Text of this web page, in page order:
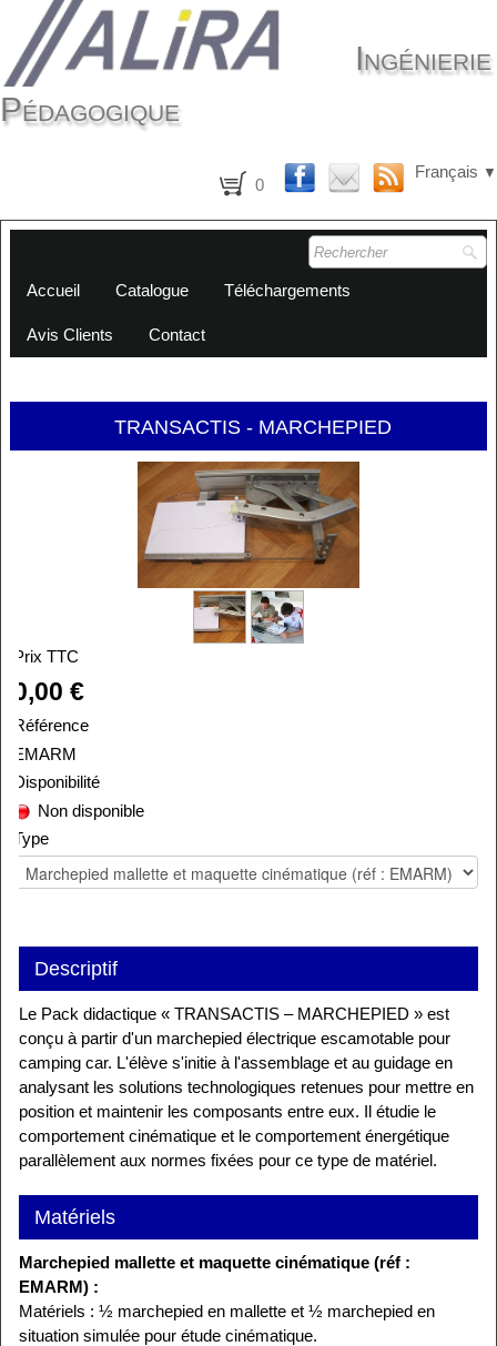
Ingénierie
Pédagogique
0
Français ▼
Accueil Catalogue Téléchargements
Avis Clients Contact
TRANSACTIS - MARCHEPIED
Prix TTC
0,00 €
Référence
EMARM
Disponibilité
Non disponible
Type
Descriptif
Le Pack didactique « TRANSACTIS – MARCHEPIED » est
conçu à partir d'un marchepied électrique escamotable pour
camping car. L'élève s'initie à l'assemblage et au guidage en
analysant les solutions technologiques retenues pour mettre en
position et maintenir les composants entre eux. Il étudie le
comportement cinématique et le comportement énergétique
parallèlement aux normes fixées pour ce type de matériel.
Matériels
Marchepied mallette et maquette cinématique (réf :
EMARM) :
Matériels : ½ marchepied en mallette et ½ marchepied en
situation simulée pour étude cinématique.